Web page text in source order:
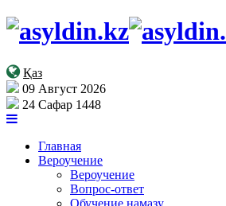
Қаз
09 Август 2026
24 Сафар 1448
Главная
Вероучение
Вероучение
Вопрос-ответ
Обучение намазу